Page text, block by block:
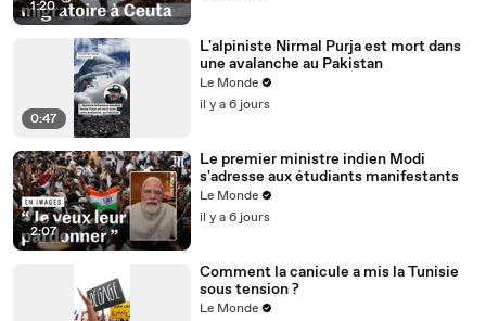
1:20
0:47
L'alpiniste Nirmal Purja est mort dans
une avalanche au Pakistan
Le Monde
il y a 6 jours
2:07
Le premier ministre indien Modi
s'adresse aux étudiants manifestants
Le Monde
il y a 6 jours
Comment la canicule a mis la Tunisie
sous tension ?
Le Monde